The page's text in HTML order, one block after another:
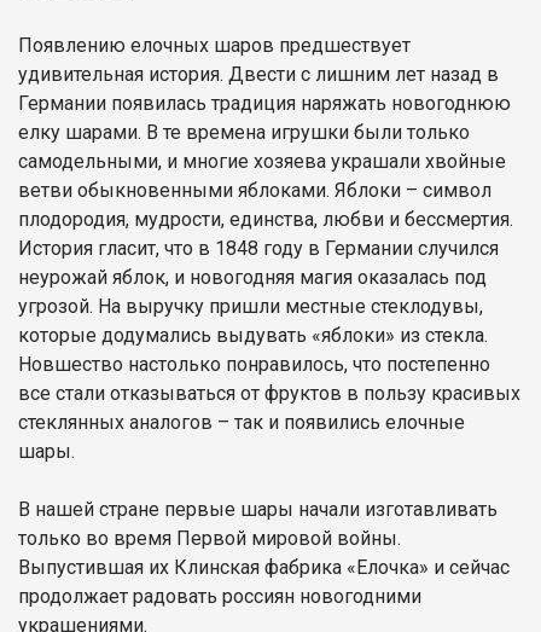
Появлению елочных шаров предшествует
удивительная история. Двести с лишним лет назад в
Германии появилась традиция наряжать новогоднюю
елку шарами. В те времена игрушки были только
самодельными, и многие хозяева украшали хвойные
ветви обыкновенными яблоками. Яблоки – символ
плодородия, мудрости, единства, любви и бессмертия.
История гласит, что в 1848 году в Германии случился
неурожай яблок, и новогодняя магия оказалась под
угрозой. На выручку пришли местные стеклодувы,
которые додумались выдувать «яблоки» из стекла.
Новшество настолько понравилось, что постепенно
все стали отказываться от фруктов в пользу красивых
стеклянных аналогов – так и появились елочные
шары.
В нашей стране первые шары начали изготавливать
только во время Первой мировой войны.
Выпустившая их Клинская фабрика «Елочка» и сейчас
продолжает радовать россиян новогодними
украшениями.